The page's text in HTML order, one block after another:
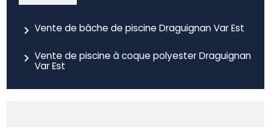
Vente de bâche de piscine Draguignan Var Est
Vente de piscine à coque polyester Draguignan
Var Est